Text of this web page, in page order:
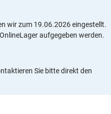
wir zum 19.06.2026 eingestellt.
aufgegeben werden.
Sie bitte direkt den